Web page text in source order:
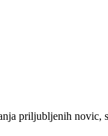
priljubljenih novic,